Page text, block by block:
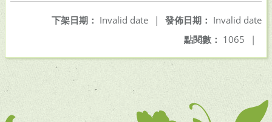
發佈日期： Invalid date
下架日期： Invalid date
|
點閱數： 1065 |